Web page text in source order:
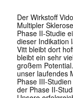
Der Wirkstoff
Multipler
Phase II-Studie
dieser Indikation
Vitt bleibt dort
bleibt ein sehr
großem
unser laufendes
Phase III-
der Phase II-